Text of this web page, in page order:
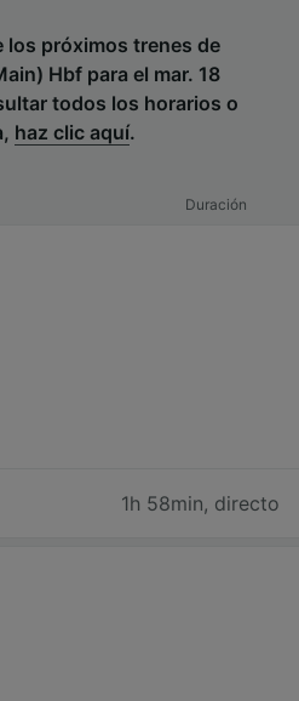
los próximos trenes de
Hbf para el mar. 18
todos los horarios o
haz clic aquí.
Duración
1h 58min, directo